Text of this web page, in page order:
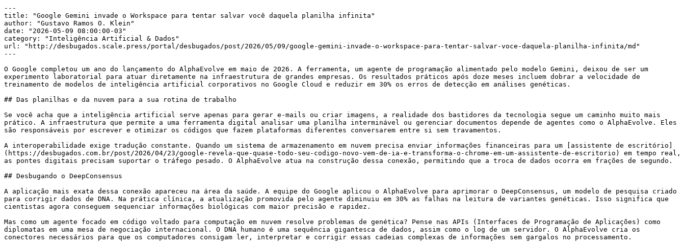
---
title: "Google Gemini invade o Workspace para tentar salvar você daquela planilha infinita"
author: "Gustavo Ramos O. Klein"
date: "2026-05-09 08:00:00-03"
category: "Inteligência Artificial & Dados"
url: "http://desbugados.scale.press/portal/desbugados/post/2026/05/09/google-gemini-invade-o-workspace-para-tentar-salvar-voce-daquela-planilha-infinita/md"
---
O Google completou um ano do lançamento do AlphaEvolve em maio de 2026. A ferramenta, um agente de programação alimentado pelo modelo Gemini, deixou de ser um
experimento laboratorial para atuar diretamente na infraestrutura de grandes empresas. Os resultados práticos após doze meses incluem dobrar a velocidade de
treinamento de modelos de inteligência artificial corporativos no Google Cloud e reduzir em 30% os erros de detecção em análises genéticas.
## Das planilhas e da nuvem para a sua rotina de trabalho
Se você acha que a inteligência artificial serve apenas para gerar e-mails ou criar imagens, a realidade dos bastidores da tecnologia segue um caminho muito mais
prático. A infraestrutura que permite a uma ferramenta digital analisar uma planilha interminável ou gerenciar documentos depende de agentes como o AlphaEvolve. Eles
são responsáveis por escrever e otimizar os códigos que fazem plataformas diferentes conversarem entre si sem travamentos.
A interoperabilidade exige tradução constante. Quando um sistema de armazenamento em nuvem precisa enviar informações financeiras para um [assistente de escritório]
(https://desbugados.com.br/post/2026/04/23/google-revela-que-quase-todo-seu-codigo-novo-vem-de-ia-e-transforma-o-chrome-em-um-assistente-de-escritorio) em tempo real,
as pontes digitais precisam suportar o tráfego pesado. O AlphaEvolve atua na construção dessa conexão, permitindo que a troca de dados ocorra em frações de segundo.
## Desbugando o DeepConsensus
A aplicação mais exata dessa conexão apareceu na área da saúde. A equipe do Google aplicou o AlphaEvolve para aprimorar o DeepConsensus, um modelo de pesquisa criado
para corrigir dados de DNA. Na prática clínica, a atualização promovida pelo agente diminuiu em 30% as falhas na leitura de variantes genéticas. Isso significa que
cientistas agora conseguem sequenciar informações biológicas com maior precisão e rapidez.
Mas como um agente focado em código voltado para computação em nuvem resolve problemas de genética? Pense nas APIs (Interfaces de Programação de Aplicações) como
diplomatas em uma mesa de negociação internacional. O DNA humano é uma sequência gigantesca de dados, assim como o log de um servidor. O AlphaEvolve cria os
conectores necessários para que os computadores consigam ler, interpretar e corrigir essas cadeias complexas de informações sem gargalos no processamento.